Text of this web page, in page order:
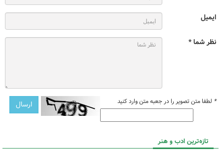
ایمیل
نظر شما *
* لطفا متن تصویر را در جعبه متن وارد کنید
تازه‌ترین ادب و هنر